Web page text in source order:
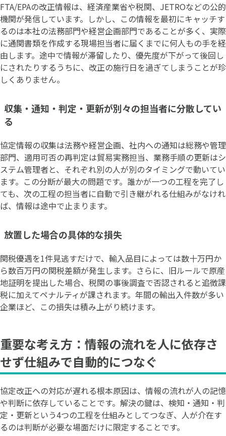
FTA/EPAの改正情報は、経済産業省や税関、JETROなどの公的
機関が発信しています。しかし、この情報を最初にキャッチす
るのは本社の法務部門や経営企画部門であることが多く、実際
に通関書類を作成する現場担当者に届くまでに何人もの手を経
由します。途中で情報が滞留したり、優先度が下がって後回し
にされたりするうちに、改正の施行日を過ぎてしまうことが珍
しくありません。
収集・通知・判定・更新が別々の担当者に分散してい
る
協定情報の収集は法務や経営企画、社内への通知は総務や管理
部門、適用可否の再判定は貿易実務担当、業務手順の更新はシ
ステム管理者と、それぞれ別の人が別のタイミングで動いてい
ます。この分断が最大の問題です。誰かが一つの工程を完了し
ても、次の工程の担当者に自動で引き継がれる仕組みがなけれ
ば、情報は途中で止まります。
放置した場合の具体的な損失
関税優遇を1件見逃すだけで、輸入品目によっては数十万円か
ら数百万円の関税差額が発生します。さらに、旧ルールで原産
地証明を提出した場合、税関の事後調査で否認されると追徴課
税に加えてペナルティが課されます。年間の輸出入件数が多い
企業ほど、この損失は積み上がり続けます。
重要な考え方：情報の流れを人に依存さ
せず仕組みで自動的につなぐ
協定改正への対応が遅れる根本原因は、情報の流れが人の記憶
や判断に依存していることです。解決の鍵は、検知・通知・判
定・更新という4つの工程を仕組みとしてつなぎ、人が介在す
るのは判断が必要な場面だけに限定することです。